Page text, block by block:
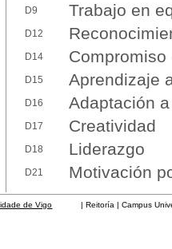
D9 Trabajo en
D12
D14 Compromiso
D15 Aprendizaje
D16 Adaptación
D17 Creatividad
D18 Liderazgo
D21 Motivación
de Vigo | Reitoría | Campus